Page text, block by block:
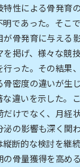
特性による骨発育
であった。そこで
が骨発育に与える
掲げ、様々な競技
った。その結果
密度の違いが生
違いを示した。こ
だけでなく、月経
泌の影響も深く関
縦断的な検討を継続
の骨量獲得を高め